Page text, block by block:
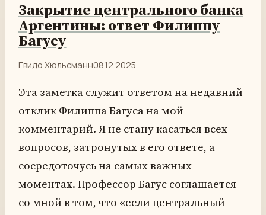
Закрытие центрального банка
Аргентины: ответ Филиппу
Багусу
Гвидо Хюльсманн08.12.2025
Эта заметка служит ответом на недавний
отклик Филиппа Багуса на мой
комментарий. Я не стану касаться всех
вопросов, затронутых в его ответе, а
сосредоточусь на самых важных
моментах. Профессор Багус соглашается
со мной в том, что «если центральный